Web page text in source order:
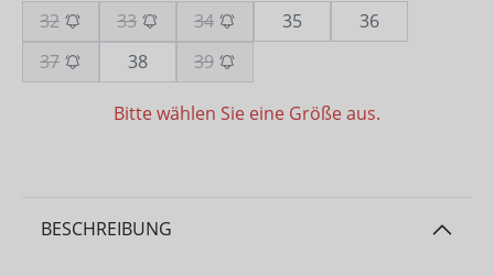
32
33 34 35
36
37
38 39
Bitte wählen Sie eine Größe aus.
BESCHREIBUNG